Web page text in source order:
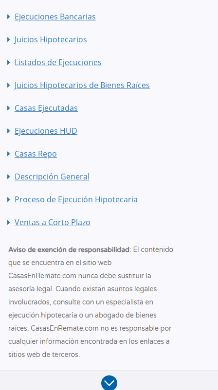
Ejecuciones Bancarias
Juicios Hipotecarios
Listados de Ejecuciones
Juicios Hipotecarios de Bienes Raíces
Casas Ejecutadas
Ejecuciones HUD
Casas Repo
Descripción General
Proceso de Ejecución Hipotecaria
Ventas a Corto Plazo